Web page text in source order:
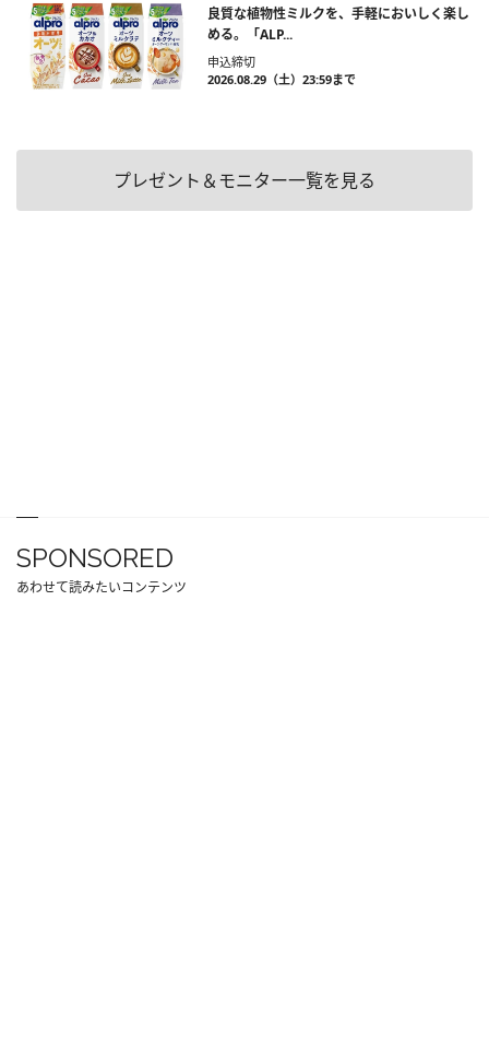
良質な植物性ミルクを、手軽においしく楽し
める。「ALP...
申込締切
2026.08.29（土）23:59まで
プレゼント＆モニター一覧を見る
SPONSORED
あわせて読みたいコンテンツ